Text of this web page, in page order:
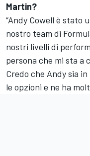
Martin?
“Andy Cowell è stato
nostro team di
nostri livelli di
persona che mi sta a
Credo che Andy sia
le opzioni e ne ha